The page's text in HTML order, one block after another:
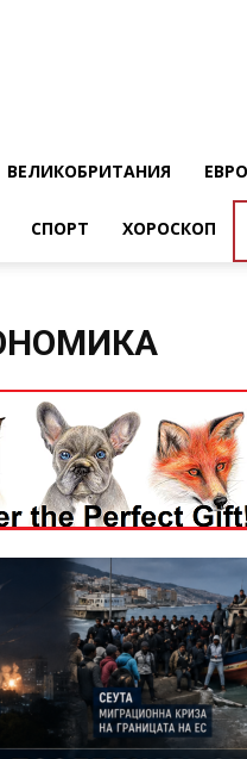
ВЕЛИКОБРИТАНИЯ
СПОРТ ХОРОСКОП